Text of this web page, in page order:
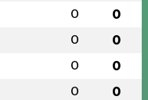
0 0
0 0
0 0
0 0